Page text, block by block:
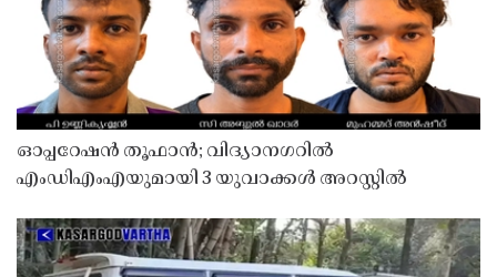
ഓപ്പറേഷൻ തൂഫാൻ; വിദ്യാനഗറിൽ
എംഡിഎംഎയുമായി 3 യുവാക്കൾ അറസ്റ്റിൽ